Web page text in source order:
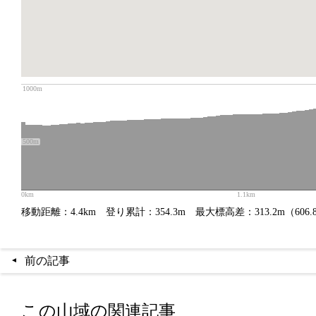
1000m
500m
0km 1.1km
移動距離：4.4km 登り累計：354.3m 最大標高差：313.2m（
前の記事
この山域の関連記事